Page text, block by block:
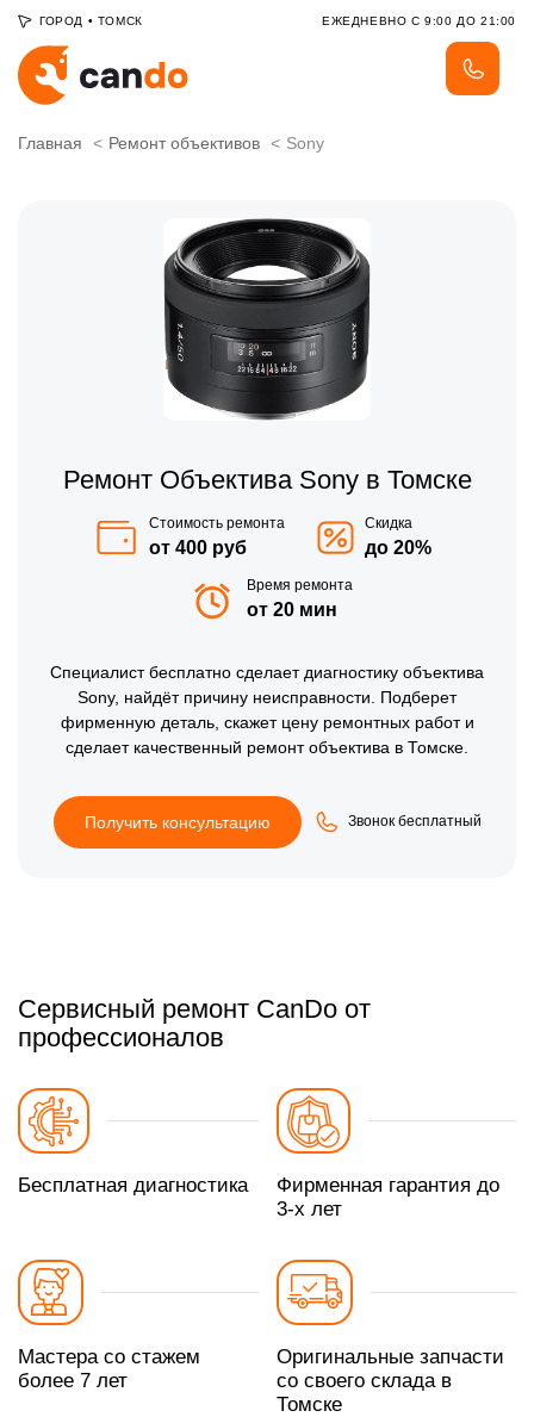
ГОРОД • ТОМСК ЕЖЕДНЕВНО С 9:00 ДО 21:00
Главная Ремонт объективов Sony
Ремонт Объектива Sony в Томске
Стоимость ремонта
от 400 руб
Скидка
до 20%
Время ремонта
от 20 мин
Специалист бесплатно сделает диагностику объектива
Sony, найдёт причину неисправности. Подберет
фирменную деталь, скажет цену ремонтных работ и
сделает качественный ремонт объектива в Томске.
Получить консультацию Звонок бесплатный
Сервисный ремонт CanDo от
профессионалов
Бесплатная диагностика
Фирменная гарантия до
3-х лет
Мастера со стажем
более 7 лет
Оригинальные запчасти
со своего склада в
Томске